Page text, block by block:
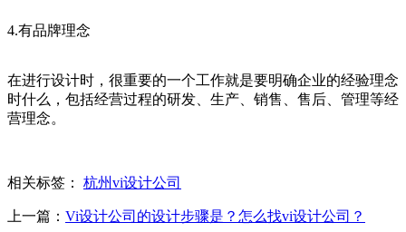
4.有品牌理念
在进行设计时，很重要的一个工作就是要明确企业的经验理念
时什么，包括经营过程的研发、生产、销售、售后、管理等经
营理念。
相关标签： 杭州vi设计公司
上一篇： Vi设计公司的设计步骤是？怎么找vi设计公司？